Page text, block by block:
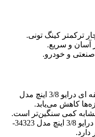
1. دقت آچار ترکمتر جغجغه ای تقه ای درایو 3/8 اینچ مدل
3. آچار ترکمتر جغجغه ای تقه ای درایو 3/8 اینچ مدل 34323-